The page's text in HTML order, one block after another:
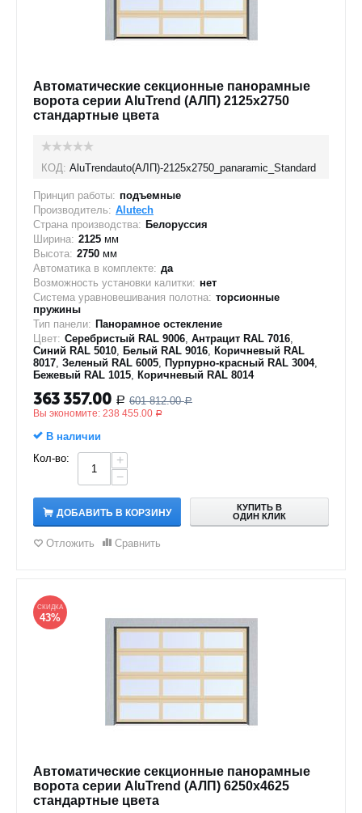
Автоматические секционные панорамные
ворота серии AluTrend (АЛП) 2125х2750
стандартные цвета
КОД: AluTrendauto(АЛП)-2125х2750_panaramic_Standard
Принцип работы: подъемные
Производитель: Alutech
Страна производства: Белоруссия
Ширина: 2125 мм
Высота: 2750 мм
Автоматика в комплекте: да
Возможность установки калитки: нет
Система уравновешивания полотна: торсионные
пружины
Тип панели: Панорамное остекление
Цвет: Серебристый RAL 9006, Антрацит RAL 7016,
Синий RAL 5010, Белый RAL 9016, Коричневый RAL
8017, Зеленый RAL 6005, Пурпурно-красный RAL 3004,
Бежевый RAL 1015, Коричневый RAL 8014
363 357.00 Р 601 812.00 Р
Вы экономите: 238 455.00 Р
В наличии
Кол-во:
+
−
ДОБАВИТЬ В КОРЗИНУ
КУПИТЬ В
ОДИН КЛИК
Отложить Сравнить
СКИДКА
43%
Автоматические секционные панорамные
ворота серии AluTrend (АЛП) 6250х4625
стандартные цвета